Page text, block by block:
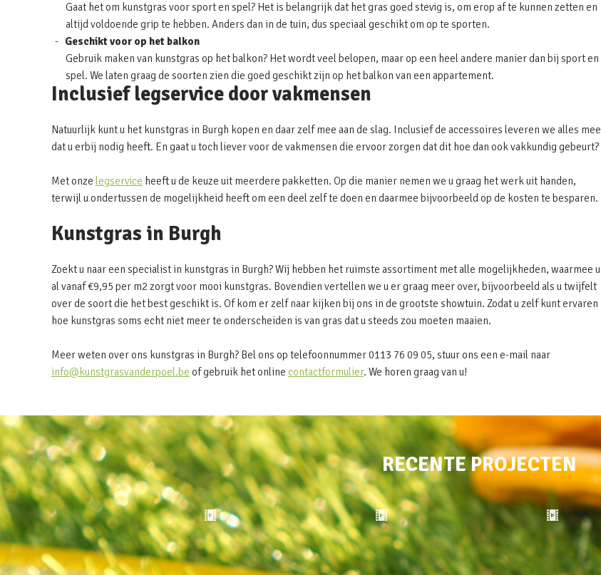
Gaat het om kunstgras voor sport en spel? Het is belangrijk dat het gras goed stevig is, om erop af te kunnen zetten en
altijd voldoende grip te hebben. Anders dan in de tuin, dus speciaal geschikt om op te sporten.
Geschikt voor op het balkon
Gebruik maken van kunstgras op het balkon? Het wordt veel belopen, maar op een heel andere manier dan bij sport en
spel. We laten graag de soorten zien die goed geschikt zijn op het balkon van een appartement.
Inclusief legservice door vakmensen
Natuurlijk kunt u het kunstgras in Burgh kopen en daar zelf mee aan de slag. Inclusief de accessoires leveren we alles mee
dat u erbij nodig heeft. En gaat u toch liever voor de vakmensen die ervoor zorgen dat dit hoe dan ook vakkundig gebeurt?
Met onze legservice heeft u de keuze uit meerdere pakketten. Op die manier nemen we u graag het werk uit handen,
terwijl u ondertussen de mogelijkheid heeft om een deel zelf te doen en daarmee bijvoorbeeld op de kosten te besparen.
Kunstgras in Burgh
Zoekt u naar een specialist in kunstgras in Burgh? Wij hebben het ruimste assortiment met alle mogelijkheden, waarmee u
al vanaf €9,95 per m2 zorgt voor mooi kunstgras. Bovendien vertellen we u er graag meer over, bijvoorbeeld als u twijfelt
over de soort die het best geschikt is. Of kom er zelf naar kijken bij ons in de grootste showtuin. Zodat u zelf kunt ervaren
hoe kunstgras soms echt niet meer te onderscheiden is van gras dat u steeds zou moeten maaien.
Meer weten over ons kunstgras in Burgh? Bel ons op telefoonnummer 0113 76 09 05, stuur ons een e-mail naar
info@kunstgrasvanderpoel.be of gebruik het online contactformulier. We horen graag van u!
RECENTE PROJECTEN